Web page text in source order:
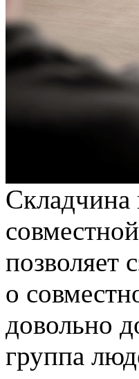
Склaдчинa
позволяет
о
довольно
группа